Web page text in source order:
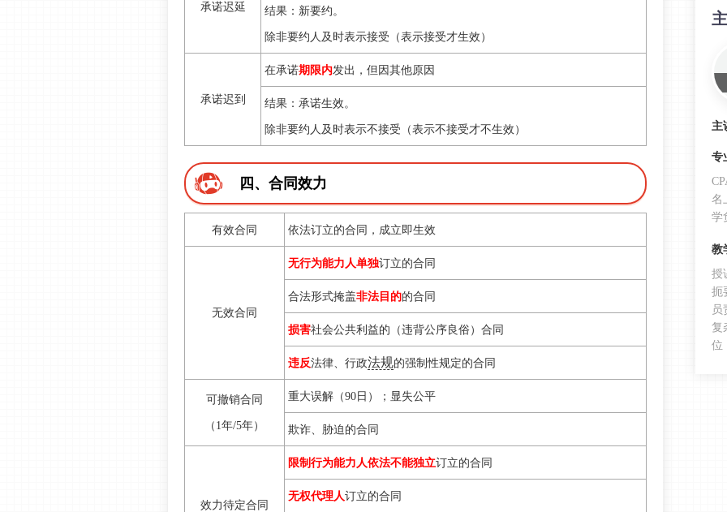
承诺迟延 结果： 新要约。
除非要约人及时表示接受 （表示接受才生效）
承诺迟到
在承诺期限内发出 ，但因其他原因
结果：承诺生效。
除非要约人及时表示不接受 （表示不接受才不生效）
四、合同效力
有效合同 依法订立的合同，成立即生效
无效合同
无行为能力人单独订立的合同
合法形式掩盖非法目的的合同
损害社会公共利益的（违背公序良俗）合同
违反法律、行政法规的强制性规定的合同
可撤销合同
（1年/5年）
重大误解 （90日） ；显失公平
欺诈、胁迫的合同
效力待定合同
限制行为能力人依法不能独立订立的合同
无权代理人订立的合同
主
专
名
学
教
授
扼
员
复
位